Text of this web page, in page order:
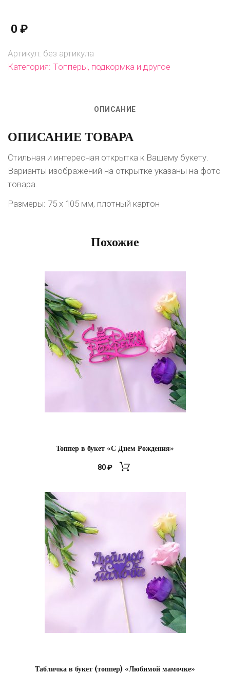
букету
коробочке
0 ₽
Артикул: без артикула
Категория: Топперы, подкормка и другое
ОПИСАНИЕ
ОПИСАНИЕ ТОВАРА
Стильная и интересная открытка к Вашему букету.
Варианты изображений на открытке указаны на фото
товара.
Размеры: 75 х 105 мм, плотный картон
Похожие
Топпер в букет «С Днем Рождения»
80₽
Табличка в букет (топпер) «Любимой мамочке»